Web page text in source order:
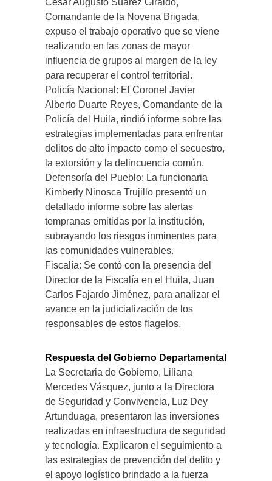
Comandante de la Novena Brigada,
expuso el trabajo operativo que se viene
realizando en las zonas de mayor
influencia de grupos al margen de la ley
para recuperar el control territorial.
Policía Nacional: El Coronel Javier
Alberto Duarte Reyes, Comandante de la
Policía del Huila, rindió informe sobre las
estrategias implementadas para enfrentar
delitos de alto impacto como el secuestro,
la extorsión y la delincuencia común.
Defensoría del Pueblo: La funcionaria
Kimberly Ninosca Trujillo presentó un
detallado informe sobre las alertas
tempranas emitidas por la institución,
subrayando los riesgos inminentes para
las comunidades vulnerables.
Fiscalía: Se contó con la presencia del
Director de la Fiscalía en el Huila, Juan
Carlos Fajardo Jiménez, para analizar el
avance en la judicialización de los
responsables de estos flagelos.
Respuesta del Gobierno Departamental
La Secretaria de Gobierno, Liliana
Mercedes Vásquez, junto a la Directora
de Seguridad y Convivencia, Luz Dey
Artunduaga, presentaron las inversiones
realizadas en infraestructura de seguridad
y tecnología. Explicaron el seguimiento a
las estrategias de prevención del delito y
el apoyo logístico brindado a la fuerza